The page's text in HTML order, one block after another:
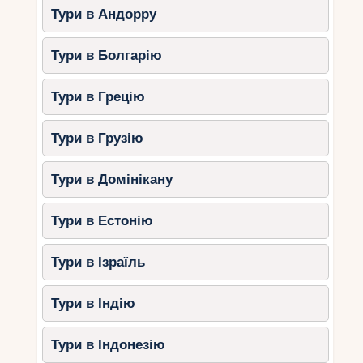
1. Канкун та Рів’єра-Майя
Карибське узбережжя – один із
найпопулярніших напрямків для відпочинку
восени. Тут тепла вода, м’який клімат та
приємний бриз.
висока вологість.
опадів.
погода.
Ідеальні види відпочинку: пляжний відпочинок,
дайвінг, екскурсії до руїн майя.
2. Мехіко та Центральна
Мексика
Тури в Андорру
Тури в Болгарію
Тури в Грецію
Тури в Грузію
Тури в Домінікану
Тури в Естонію
Тури в Ізраїль
Тури в Індію
Тури в Індонезію